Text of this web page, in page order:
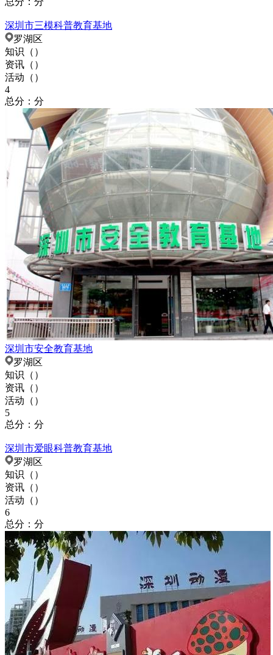
深圳市三模科普教育基地
罗湖区
知识（ ）
资讯（ ）
活动（ ）
4
总分：分
深圳市安全教育基地
罗湖区
知识（ ）
资讯（ ）
活动（ ）
5
总分：分
深圳市爱眼科普教育基地
罗湖区
知识（ ）
资讯（ ）
活动（ ）
6
总分：分